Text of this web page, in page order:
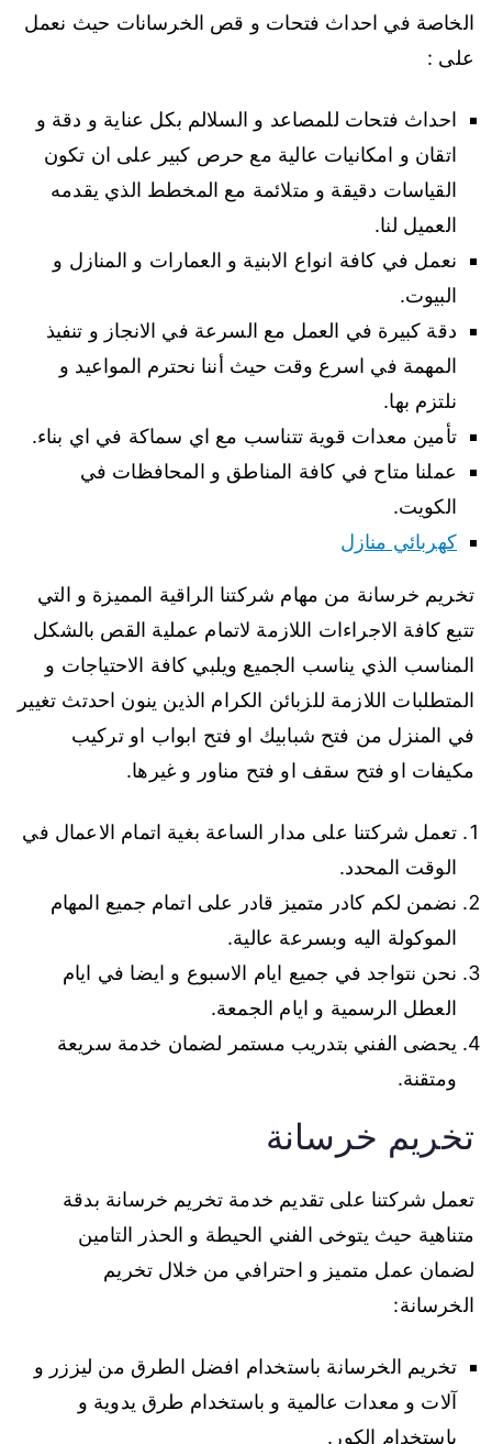
الخاصة في احداث فتحات و قص الخرسانات حيث نعمل
على :
احداث فتحات للمصاعد و السلالم بكل عناية و دقة و
اتقان و امكانيات عالية مع حرص كبير على ان تكون
القياسات دقيقة و متلائمة مع المخطط الذي يقدمه
العميل لنا.
نعمل في كافة انواع الابنية و العمارات و المنازل و
البيوت.
دقة كبيرة في العمل مع السرعة في الانجاز و تنفيذ
المهمة في اسرع وقت حيث أننا نحترم المواعيد و
نلتزم بها.
تأمين معدات قوية تتناسب مع اي سماكة في اي بناء.
عملنا متاح في كافة المناطق و المحافظات في
الكويت.
كهربائي منازل
تخريم خرسانة من مهام شركتنا الراقية المميزة و التي
تتبع كافة الاجراءات اللازمة لاتمام عملية القص بالشكل
المناسب الذي يناسب الجميع ويلبي كافة الاحتياجات و
المتطلبات اللازمة للزبائن الكرام الذين ينون احدتث تغيير
في المنزل من فتح شبابيك او فتح ابواب او تركيب
مكيفات او فتح سقف او فتح مناور و غيرها.
تعمل شركتنا على مدار الساعة بغية اتمام الاعمال في
الوقت المحدد.
نضمن لكم كادر متميز قادر على اتمام جميع المهام
الموكولة اليه وبسرعة عالية.
نحن نتواجد في جميع ايام الاسبوع و ايضا في ايام
العطل الرسمية و ايام الجمعة.
يحضى الفني بتدريب مستمر لضمان خدمة سريعة
ومتقنة.
تخريم خرسانة
تعمل شركتنا على تقديم خدمة تخريم خرسانة بدقة
متناهية حيث يتوخى الفني الحيطة و الحذر التامين
لضمان عمل متميز و احترافي من خلال تخريم
الخرسانة:
تخريم الخرسانة باستخدام افضل الطرق من ليززر و
آلات و معدات عالمية و باستخدام طرق يدوية و
باستخدام الكور.